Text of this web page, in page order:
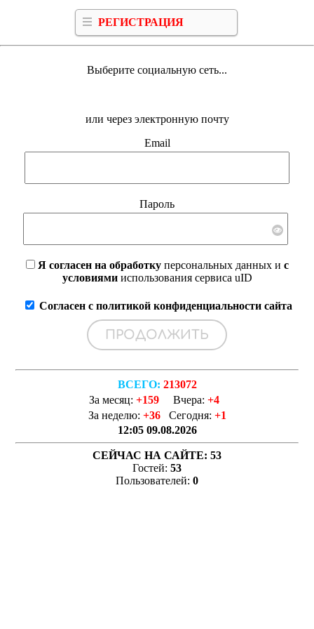
РЕГИСТРАЦИЯ
Выберите социальную сеть...
или через электронную почту
Email
Пароль
Я согласен на обработкуперсональных данных и с
условиямииспользования сервиса uID
Согласен с политикой конфиденциальности сайта
ВСЕГО: 213072
За месяц: +159 Вчера: +4
За неделю: +36 Сегодня: +1
12:05 09.08.2026
СЕЙЧАС НА САЙТЕ: 53
Гостей: 53
Пользователей: 0